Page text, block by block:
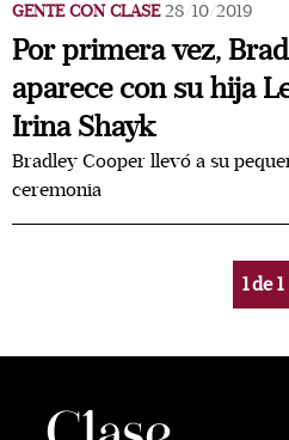
GENTE CON CLASE 28/10/2019
Por primera vez,
aparece con su hija
Irina Shayk
Bradley Cooper llevó a su
ceremonia
1de1